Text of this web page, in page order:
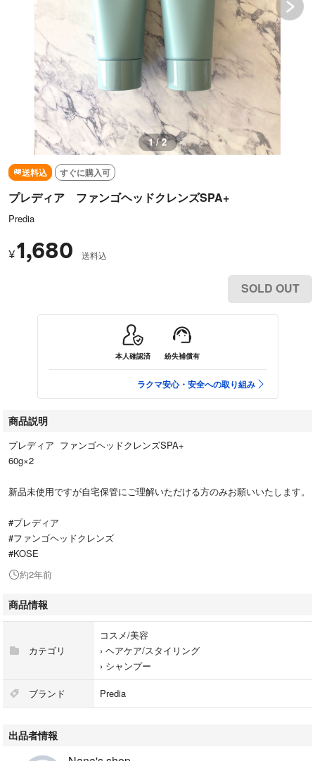
1 / 2
送料込 すぐに購入可
プレディア ファンゴヘッドクレンズSPA+
Predia
¥1,680 送料込
SOLD OUT
本人確認済 紛失補償有
ラクマ安心・安全への取り組み
商品説明
プレディア ファンゴヘッドクレンズSPA+
60g×2
新品未使用ですが自宅保管にご理解いただける方のみお願いいたします。
#プレディア
#ファンゴヘッドクレンズ
#KOSE
約2年前
商品情報
カテゴリ
コスメ/美容
› ヘアケア/スタイリング
› シャンプー
ブランド Predia
出品者情報